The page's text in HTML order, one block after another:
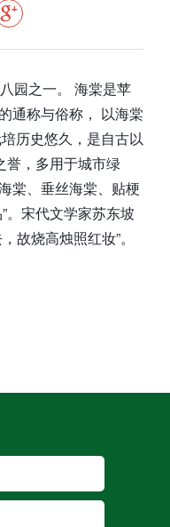
园之一。 海棠是苹
通称与俗称， 以海棠
历史悠久，是自古以
誉，多用于城市绿
棠、垂丝海棠、贴梗
。宋代文学家苏东坡
故烧高烛照红妆”。